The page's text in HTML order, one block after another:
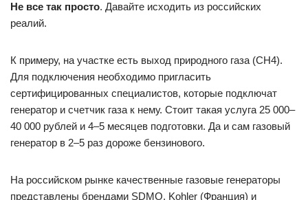
Не все так просто. Давайте исходить из российских
реалий.
К примеру, на участке есть выход природного газа (СН4).
Для подключения необходимо пригласить
сертифицированных специалистов, которые подключат
генератор и счетчик газа к нему. Стоит такая услуга 25 000­–
40 000 рублей и 4­–5 месяцев подготовки. Да и сам газовый
генератор в 2–­5 раз дороже бензинового.
На российском рынке качественные газовые генераторы
представлены брендами SDMO, Kohler (Франция) и